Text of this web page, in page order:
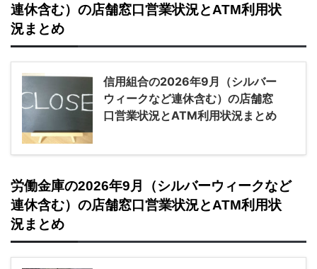
連休含む）の店舗窓口営業状況とATM利用状
況まとめ
信用組合の2026年9月（シルバー
ウィークなど連休含む）の店舗窓
口営業状況とATM利用状況まとめ
労働金庫の2026年9月（シルバーウィークなど
連休含む）の店舗窓口営業状況とATM利用状
況まとめ